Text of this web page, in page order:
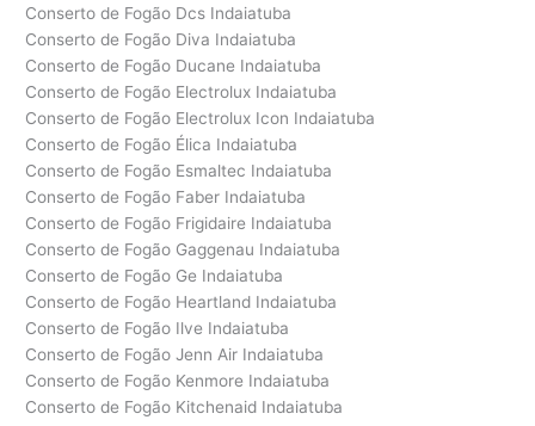
Conserto de Fogão Dcs Indaiatuba
Conserto de Fogão Diva Indaiatuba
Conserto de Fogão Ducane Indaiatuba
Conserto de Fogão Electrolux Indaiatuba
Conserto de Fogão Electrolux Icon Indaiatuba
Conserto de Fogão Élica Indaiatuba
Conserto de Fogão Esmaltec Indaiatuba
Conserto de Fogão Faber Indaiatuba
Conserto de Fogão Frigidaire Indaiatuba
Conserto de Fogão Gaggenau Indaiatuba
Conserto de Fogão Ge Indaiatuba
Conserto de Fogão Heartland Indaiatuba
Conserto de Fogão Ilve Indaiatuba
Conserto de Fogão Jenn Air Indaiatuba
Conserto de Fogão Kenmore Indaiatuba
Conserto de Fogão Kitchenaid Indaiatuba